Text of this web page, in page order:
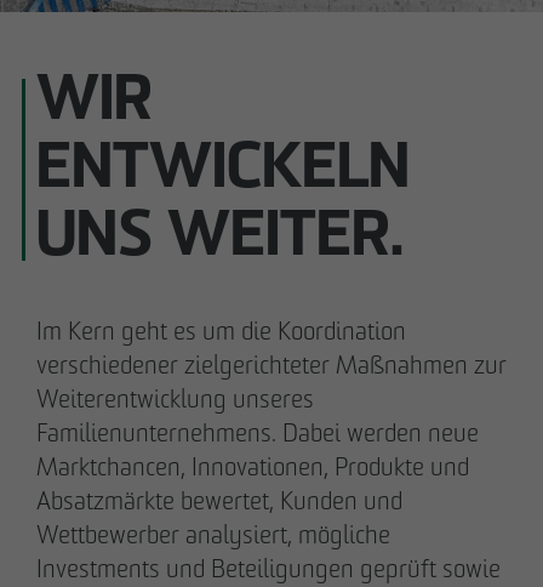
Carsten Henzel Andreas Fehervari
Meike Widderich
Prokuristin
Ilka Thomsen Philipp Pellio
Tim Obermann
WIR
ENTWICKELN
UNS WEITER.
Im Kern geht es um die Koordination
verschiedener zielgerichteter Maßnahmen zur
Weiterentwicklung unseres
Familienunternehmens. Dabei werden neue
Marktchancen, Innovationen, Produkte und
Absatzmärkte bewertet, Kunden und
Wettbewerber analysiert, mögliche
Investments und Beteiligungen geprüft sowie